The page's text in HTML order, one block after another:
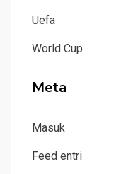
Uefa
World Cup
Meta
Masuk
Feed entri